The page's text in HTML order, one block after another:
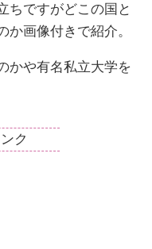
ちですがどこの国と
画像付きで紹介。
かや有名私立大学を
ク